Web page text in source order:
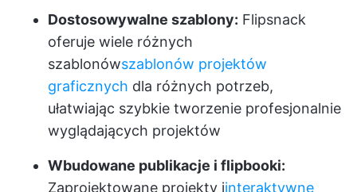
Dostosowywalne szablony: Flipsnack
oferuje wiele różnych
szablonówszablonów projektów
graficznych dla różnych potrzeb,
ułatwiając szybkie tworzenie profesjonalnie
wyglądających projektów
Wbudowane publikacje i flipbooki:
Zaprojektowane projekty iinteraktywne